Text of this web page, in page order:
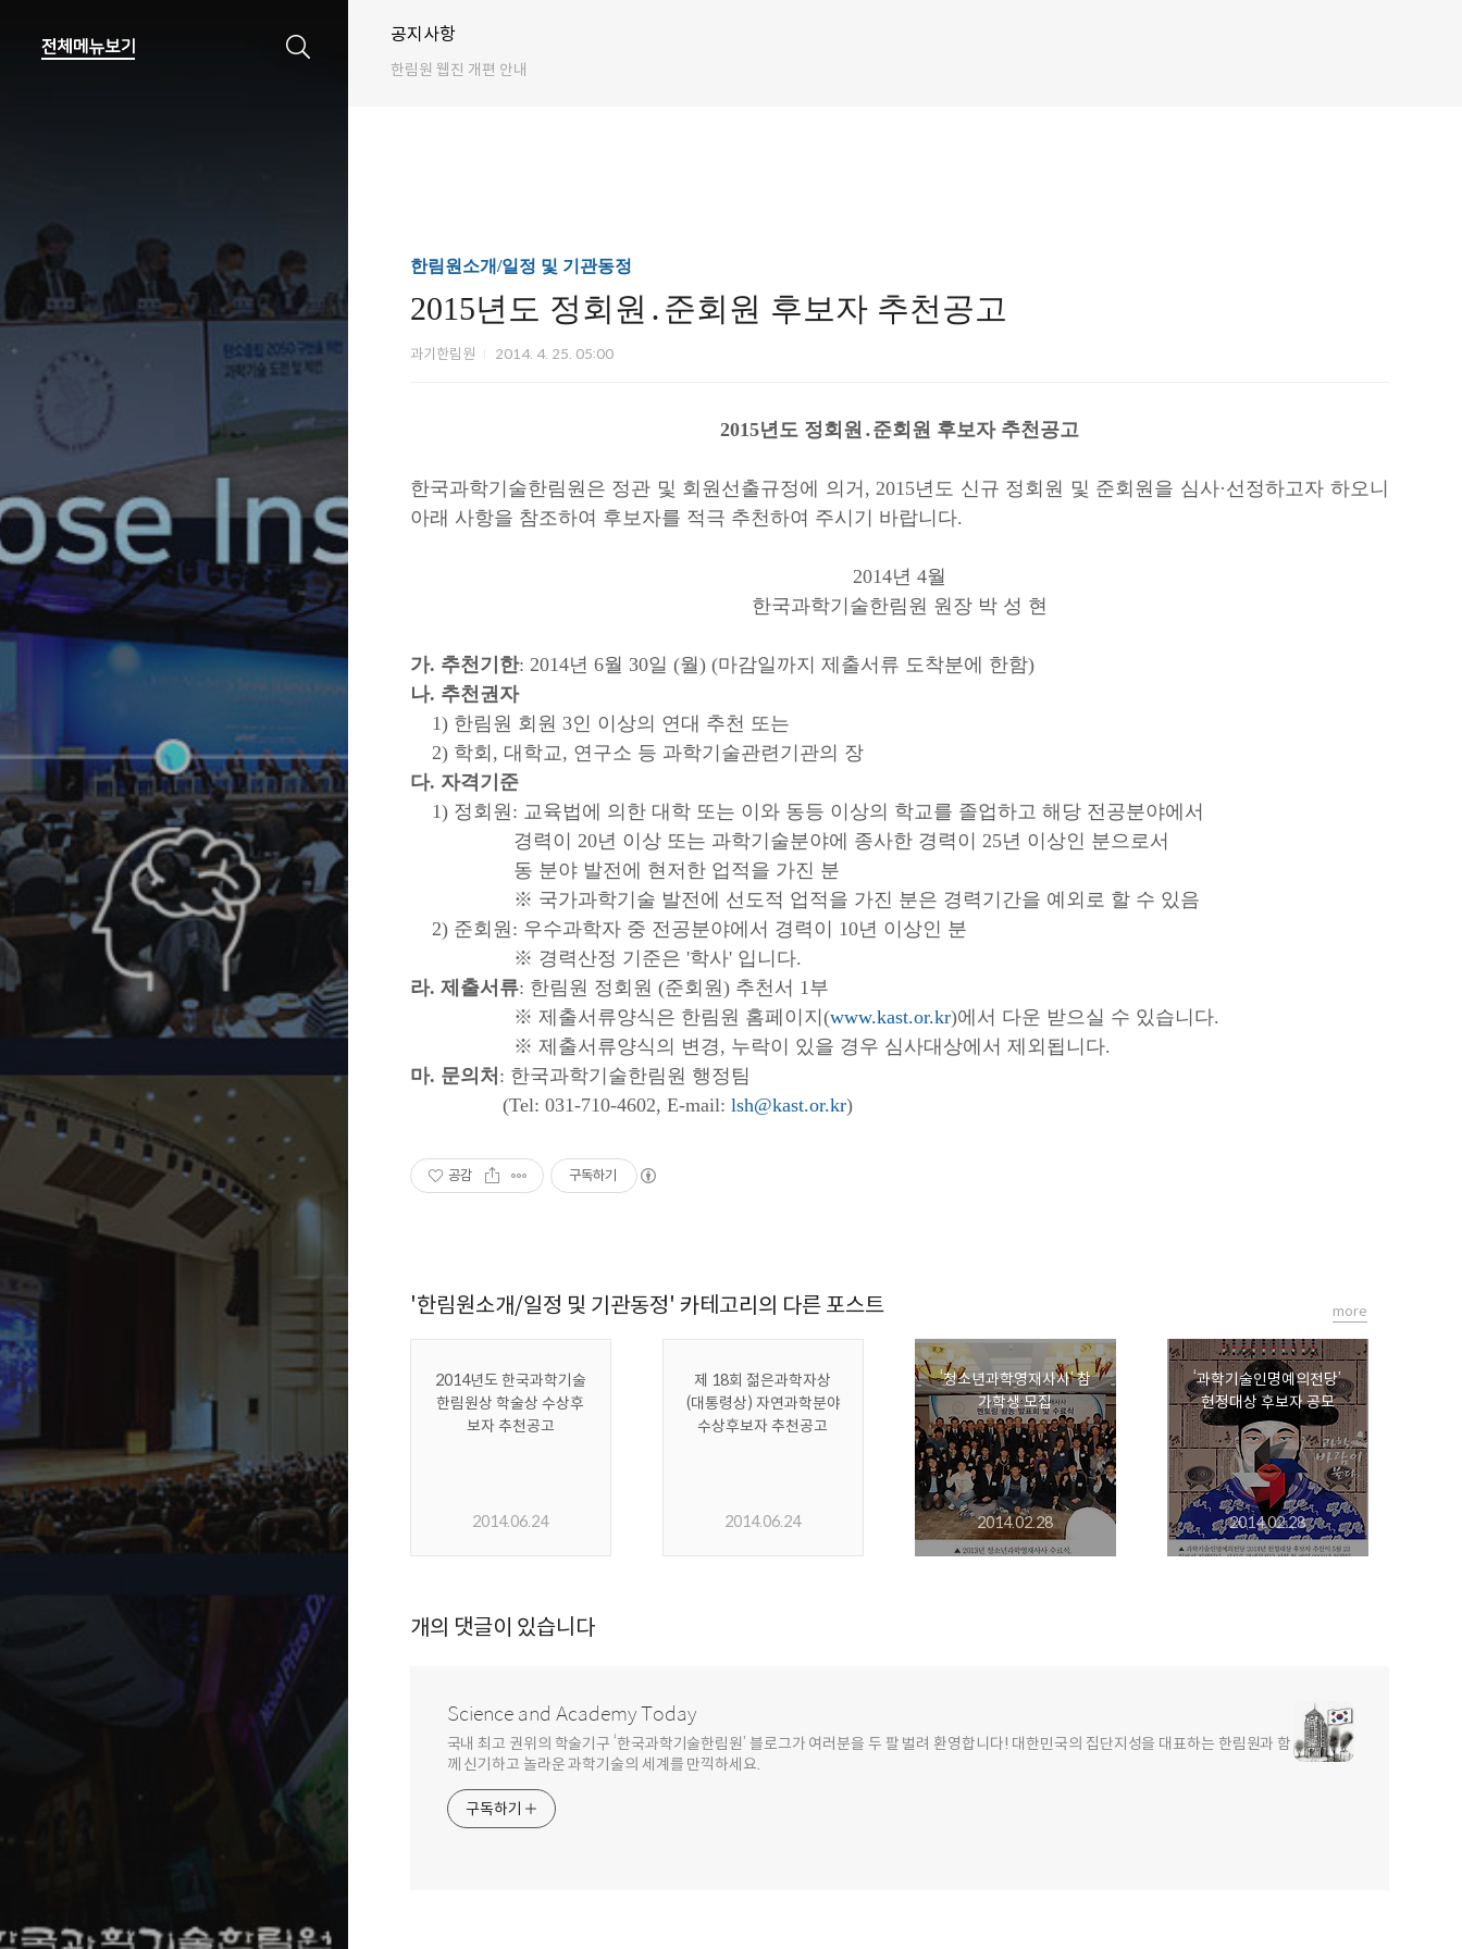
공지사항
한림원 웹진 개편 안내
한림원소개/일정 및 기관동정
2015년도 정회원․준회원 후보자 추천공고
과기한림원 2014. 4. 25. 05:00
2015년도 정회원․준회원 후보자 추천공고
한국과학기술한림원은 정관 및 회원선출규정에 의거, 2015년도 신규 정회원 및 준회원을 심사·선정하고자 하오니
아래 사항을 참조하여 후보자를 적극 추천하여 주시기 바랍니다.
2014년 4월
한국과학기술한림원 원장 박 성 현
가. 추천기한: 2014년 6월 30일 (월) (마감일까지 제출서류 도착분에 한함)
나. 추천권자
1) 한림원 회원 3인 이상의 연대 추천 또는
2) 학회, 대학교, 연구소 등 과학기술관련기관의 장
다. 자격기준
1) 정회원: 교육법에 의한 대학 또는 이와 동등 이상의 학교를 졸업하고 해당 전공분야에서
경력이 20년 이상 또는 과학기술분야에 종사한 경력이 25년 이상인 분으로서
동 분야 발전에 현저한 업적을 가진 분
※ 국가과학기술 발전에 선도적 업적을 가진 분은 경력기간을 예외로 할 수 있음
2) 준회원: 우수과학자 중 전공분야에서 경력이 10년 이상인 분
※ 경력산정 기준은 '학사' 입니다.
라. 제출서류: 한림원 정회원 (준회원) 추천서 1부
※ 제출서류양식은 한림원 홈페이지(www.kast.or.kr)에서 다운 받으실 수 있습니다.
※ 제출서류양식의 변경, 누락이 있을 경우 심사대상에서 제외됩니다.
마. 문의처 : 한국과학기술한림원 행정팀
(Tel: 031-710-4602, E-mail: lsh@kast.or.kr)
공감 구독하기
'한림원소개/일정 및 기관동정' 카테고리의 다른 포스트
2014년도 한국과학기술
한림원상 학술상 수상후
보자 추천공고
2014.06.24
제 18회 젊은과학자상
(대통령상) 자연과학분야
수상후보자 추천공고
2014.06.24
‘청소년과학영재사사’ 참
가학생 모집
2014.02.28
‘과학기술인명예의전당’
헌정대상 후보자 공모
2014.02.28
more
개의 댓글이 있습니다
Science and Academy Today
국내 최고 권위의 학술기구 ‘한국과학기술한림원’ 블로그가 여러분을 두 팔 벌려 환영합니다! 대한민국의 집단지성을 대표하는 한림원과 함
께 신기하고 놀라운 과학기술의 세계를 만끽하세요.
구독하기